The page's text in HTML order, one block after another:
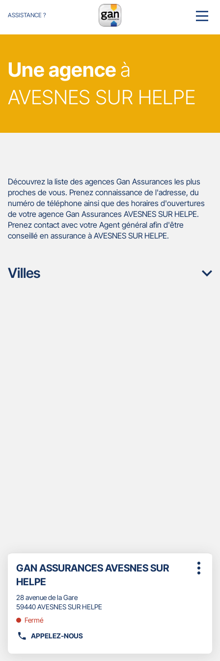
ASSISTANCE ? MENU
Une agence à
AVESNES SUR HELPE
Découvrez la liste des agences Gan Assurances les plus
proches de vous. Prenez connaissance de l'adresse, du
numéro de téléphone ainsi que des horaires d'ouvertures
de votre agence Gan Assurances AVESNES SUR HELPE.
Prenez contact avec votre Agent général afin d'être
conseillé en assurance à AVESNES SUR HELPE.
Villes
sur
touche
ENTRÉE
pour
plus
amples
informations
Point
de
vente
:
GAN ASSURANCES AVESNES SUR
HELPE
28 avenue de la Gare
59440 AVESNES SUR HELPE
Fermé
APPELEZ-NOUS
AFFICHER
Plus